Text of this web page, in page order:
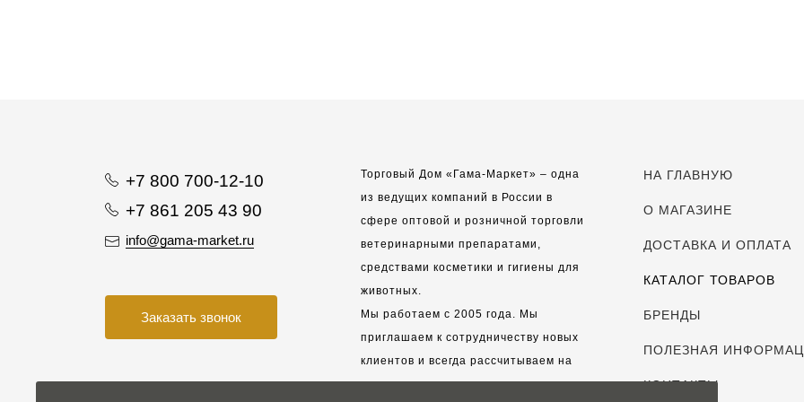
+7 800 700-12-10
+7 861 205 43 90
info@gama-market.ru
Заказать звонок
Торговый Дом «Гама-Маркет» – одна
из ведущих компаний в России в
сфере оптовой и розничной торговли
ветеринарными препаратами,
средствами косметики и гигиены для
животных.
Мы работаем с 2005 года. Мы
приглашаем к сотрудничеству новых
клиентов и всегда рассчитываем на
взаимовыгодные, долгосрочные
НА ГЛАВНУЮ
О МАГАЗИНЕ
ДОСТАВКА И ОПЛАТА
КАТАЛОГ ТОВАРОВ
БРЕНДЫ
ПОЛЕЗНАЯ
КОНТАКТЫ